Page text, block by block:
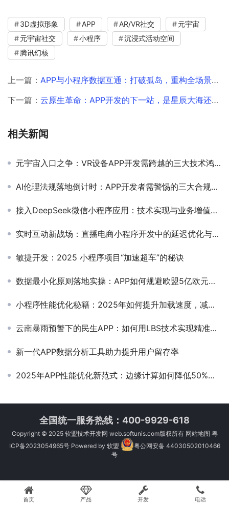
3D虚拟形象 APP AR/VR社交
元宇宙
元宇宙社交
小程序
沉浸式活动空间
腾讯幻核
上一篇： APP与小程序数据互通：打破孤岛，重构全场景数字化服务生态
下一篇： 云原生革命：APP开发的下一站，是星辰大海还是暗流漩涡？
相关新闻
元宇宙入口之争：VR设备APP开发需跨越的三大技术鸿沟
AI伦理法规落地倒计时：APP开发者需警惕的三大合规风险
接入DeepSeek微信小程序应用：技术实现与业务增值的深度探索
实时互动新战场：直播电商小程序开发中的延迟优化与并发处理技术
敏捷开发：2025 小程序项目“加速超车”的秘诀
数据最小化原则落地实操：APP如何规避欧盟5亿欧元罚款风险？
小程序性能优化秘籍：2025年如何提升加载速度，减少用户流失
云南暴雨预警下的民生APP：如何用LBS技术实现精准灾害推送？
新一代APP数据分析工具助力提升用户留存率
2025年APP性能优化新范式：边缘计算如何降低50%服务器成本？
全国统一服务热线：400-9929-618
Copyright © 2025 软盟技术开发网 web.softunis.com版权所有 网站地图 粤
ICP备2023054965号Powered by 软盟
粤公网安备 44030502010466
号
首页 产品 开发 电话